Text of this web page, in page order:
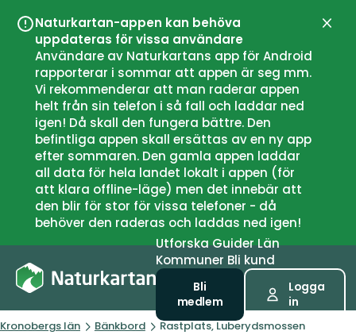
Naturkartan-appen kan behöva
uppdateras för vissa användare
Användare av Naturkartans app för Android
rapporterar i sommar att appen är seg mm.
Vi rekommenderar att man raderar appen
helt från sin telefon i så fall och laddar ned
igen! Då skall den fungera bättre. Den
befintliga appen skall ersättas av en ny app
efter sommaren. Den gamla appen laddar
all data för hela landet lokalt i appen (för
att klara offline-läge) men det innebär att
den blir för stor för vissa telefoner - då
behöver den raderas och laddas ned igen!
UtforskaGuiderLän
Kommuner Bli kund
Bli
medlem
Logga
in
Kronobergs län Bänkbord Rastplats, Luberydsmossen